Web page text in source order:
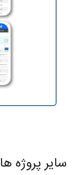
سایرپروژه ها